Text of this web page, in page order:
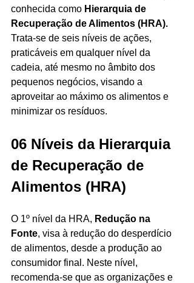
conhecida como Hierarquia de
Recuperação de Alimentos (HRA).
Trata-se de seis níveis de ações,
praticáveis em qualquer nível da
cadeia, até mesmo no âmbito dos
pequenos negócios, visando a
aproveitar ao máximo os alimentos e
minimizar os resíduos.
06 Níveis da Hierarquia
de Recuperação de
Alimentos (HRA)
O 1º nível da HRA, Redução na
Fonte, visa à redução do desperdício
de alimentos, desde a produção ao
consumidor final. Neste nível,
recomenda-se que as organizações e